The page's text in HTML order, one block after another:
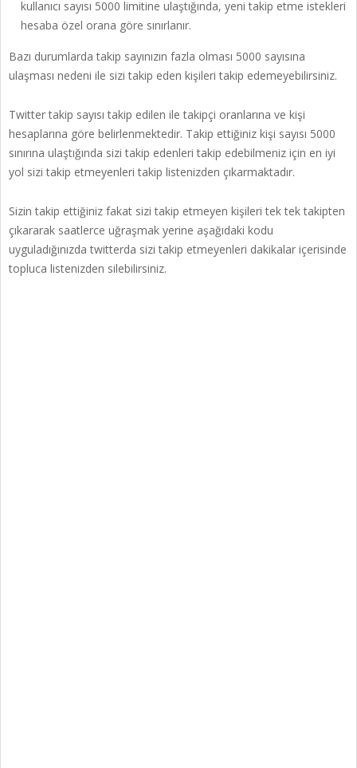
kullanıcı sayısı 5000 limitine ulaştığında, yeni takip etme istekleri
hesaba özel orana göre sınırlanır.
Bazı durumlarda takip sayınızın fazla olması 5000 sayısına
ulaşması nedeni ile sizi takip eden kişileri takip edemeyebilirsiniz.
Twitter takip sayısı takip edilen ile takipçi oranlarına ve kişi
hesaplarına göre belirlenmektedir. Takip ettiğiniz kişi sayısı 5000
sınırına ulaştığında sizi takip edenleri takip edebilmeniz için en iyi
yol sizi takip etmeyenleri takip listenizden çıkarmaktadır.
Sizin takip ettiğiniz fakat sizi takip etmeyen kişileri tek tek takipten
çıkararak saatlerce uğraşmak yerine aşağıdaki kodu
uyguladığınızda twitterda sizi takip etmeyenleri dakikalar içerisinde
topluca listenizden silebilirsiniz.